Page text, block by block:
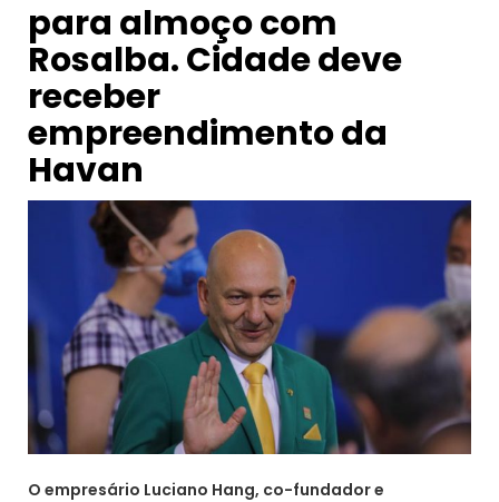
para almoço com
Rosalba. Cidade deve
receber
empreendimento da
Havan
O empresário Luciano Hang, co-fundador e